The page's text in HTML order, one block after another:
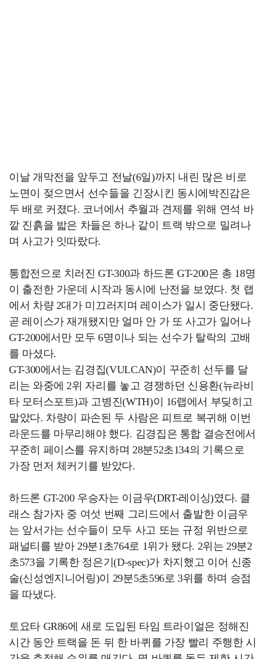
이날 개막전을 앞두고 전날(6일)까지 내린 많은 비로
노면이 젖으면서 선수들을 긴장시킨 동시에박진감은
두 배로 커졌다. 코너에서 추월과 견제를 위해 연석 바
깥 진흙을 밟은 차들은 하나 같이 트랙 밖으로 밀려나
며 사고가 잇따랐다.
통합전으로 치러진 GT-300과 하드론 GT-200은 총 18명
이 출전한 가운데 시작과 동시에 난전을 보였다. 첫 랩
에서 차량 2대가 미끄러지며 레이스가 일시 중단됐다.
곧 레이스가 재개됐지만 얼마 안 가 또 사고가 일어나
GT-200에서만 모두 6명이나 되는 선수가 탈락의 고배
를 마셨다.
GT-300에서는 김경집(VULCAN)이 꾸준히 선두를 달
리는 와중에 2위 자리를 놓고 경쟁하던 신용환(뉴라비
타 모터스포트)과 고병진(WTH)이 16랩에서 부딪히고
말았다. 차량이 파손된 두 사람은 피트로 복귀해 이번
라운드를 마무리해야 했다. 김경집은 통합 결승전에서
꾸준히 페이스를 유지하며 28분52초134의 기록으로
가장 먼저 체커기를 받았다.
하드론 GT-200 우승자는 이금우(DRT-레이싱)였다. 클
래스 참가자 중 여섯 번째 그리드에서 출발한 이금우
는 앞서가는 선수들이 모두 사고 또는 규정 위반으로
패널티를 받아 29분1초764로 1위가 됐다. 2위는 29분2
초573을 기록한 정은기(D-spec)가 차지했고 이어 신종
술(신성엔지니어링)이 29분5초596로 3위를 하며 승점
을 따냈다.
토요타 GR86에 새로 도입된 타임 트라이얼은 정해진
시간 동안 트랙을 돈 뒤 한 바퀴를 가장 빨리 주행한 시